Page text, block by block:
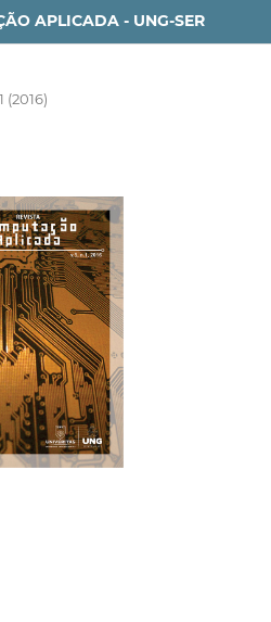
APLICADA - UNG-SER
(2016)